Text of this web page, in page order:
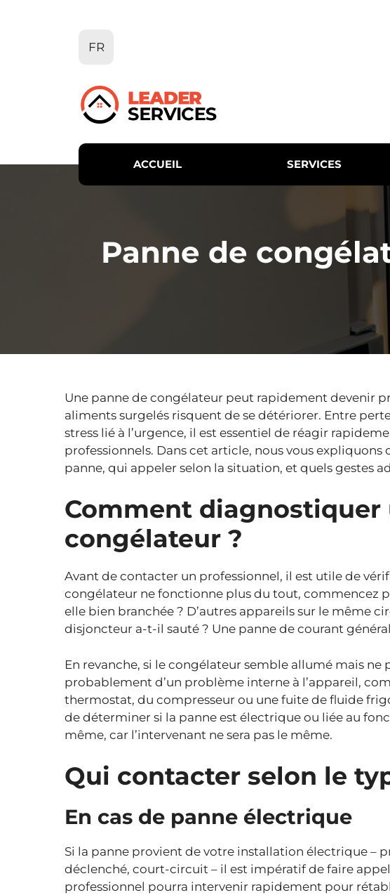
FR
ACCUEIL SERVICES
Panne de
Une panne de congélateur peut rapidement devenir
aliments surgelés risquent de se détériorer. Entre
stress lié à l’urgence, il est essentiel de réagir
professionnels. Dans cet article, nous vous
panne, qui appeler selon la situation, et quels gestes
Comment diagnostiquer
congélateur ?
Avant de contacter un professionnel, il est utile de
congélateur ne fonctionne plus du tout, commencez
elle bien branchée ? D’autres appareils sur le même
disjoncteur a-t-il sauté ? Une panne de courant
En revanche, si le congélateur semble allumé mais ne
probablement d’un problème interne à l’appareil,
thermostat, du compresseur ou une fuite de fluide
de déterminer si la panne est électrique ou liée au
même, car l’intervenant ne sera pas le même.
Qui contacter selon le
En cas de panne électrique
Si la panne provient de votre installation électrique –
déclenché, court-circuit – il est impératif de faire
professionnel pourra intervenir rapidement pour